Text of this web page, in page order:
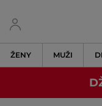
ŽENY MUŽI